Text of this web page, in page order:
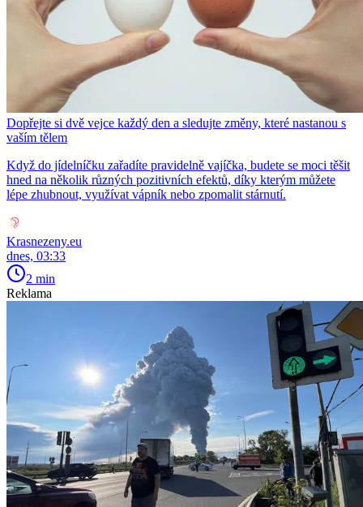
Dopřejte si dvě vejce každý den a sledujte změny, které nastanou s
vaším tělem
Když do jídelníčku zařadíte pravidelně vajíčka, budete se moci těšit
hned na několik různých pozitivních efektů, díky kterým můžete
lépe zhubnout, využívat vápník nebo zpomalit stárnutí.
Krasnezeny.eu
dnes, 03:33
2 min
Reklama